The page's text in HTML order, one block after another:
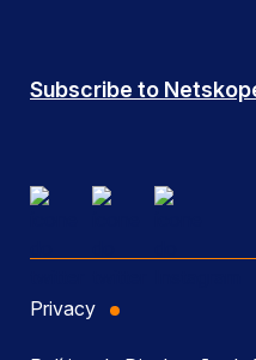
Subscribe to
Privacy